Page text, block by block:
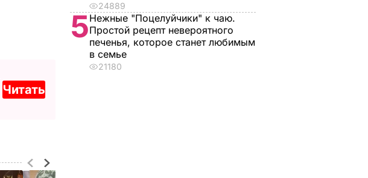
Читать
24889
5Нежные "Поцелуйчики" к чаю.
Простой рецепт невероятного
печенья, которое станет любимым
в семье
21180